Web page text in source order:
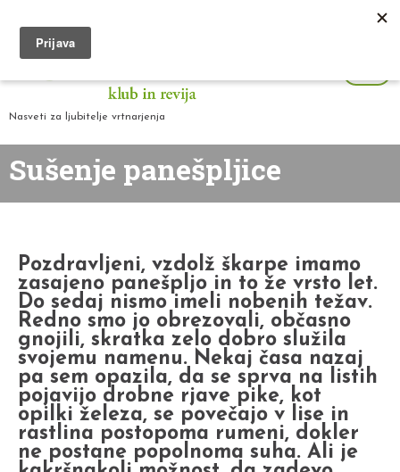
Nasveti za ljubitelje vrtnarjenja
Sušenje panešpljice
Pozdravljeni, vzdolž škarpe imamo
zasajeno panešpljo in to že vrsto let.
Do sedaj nismo imeli nobenih težav.
Redno smo jo obrezovali, občasno
gnojili, skratka zelo dobro služila
svojemu namenu. Nekaj časa nazaj
pa sem opazila, da se sprva na listih
pojavijo drobne rjave pike, kot
opilki železa, se povečajo v lise in
rastlina postopoma rumeni, dokler
ne postane popolnoma suha. Ali je